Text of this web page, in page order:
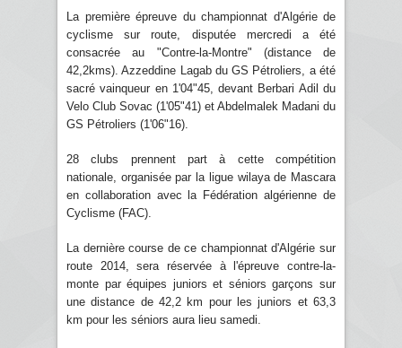
La première épreuve du championnat d'Algérie de
cyclisme sur route, disputée mercredi a été
consacrée au "Contre-la-Montre" (distance de
42,2kms). Azzeddine Lagab du GS Pétroliers, a été
sacré vainqueur en 1'04"45, devant Berbari Adil du
Velo Club Sovac (1'05"41) et Abdelmalek Madani du
GS Pétroliers (1'06"16).
28 clubs prennent part à cette compétition
nationale, organisée par la ligue wilaya de Mascara
en collaboration avec la Fédération algérienne de
Cyclisme (FAC).
La dernière course de ce championnat d'Algérie sur
route 2014, sera réservée à l'épreuve contre-la-
monte par équipes juniors et séniors garçons sur
une distance de 42,2 km pour les juniors et 63,3
km pour les séniors aura lieu samedi.